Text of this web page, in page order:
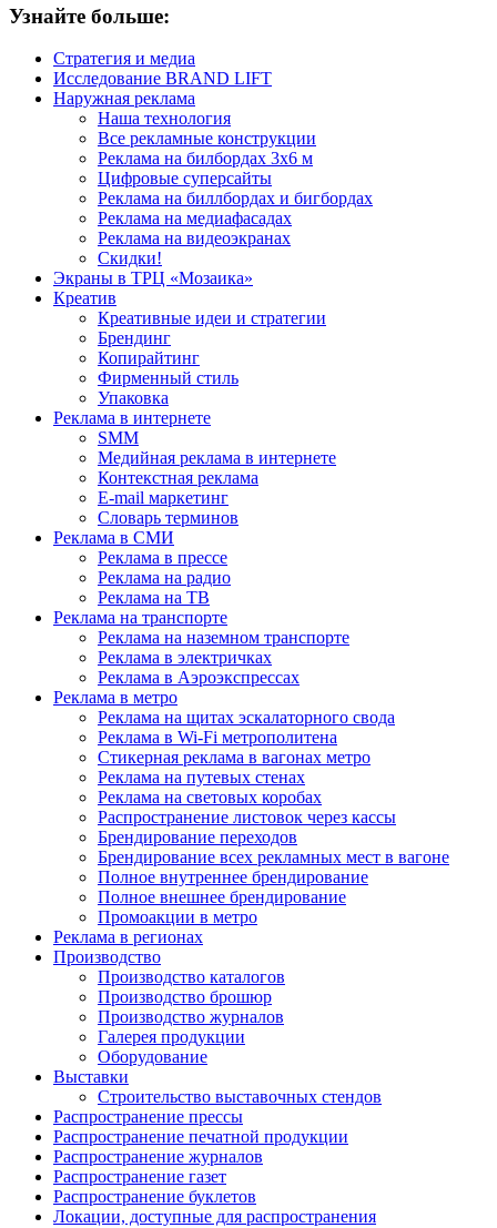
Узнайте больше:
Стратегия и медиа
Исследование BRAND LIFT
Наружная реклама
Наша технология
Все рекламные конструкции
Реклама на билбордах 3х6 м
Цифровые суперсайты
Реклама на биллбордах и бигбордах
Реклама на медиафасадах
Реклама на видеоэкранах
Скидки!
Экраны в ТРЦ «Мозаика»
Креатив
Креативные идеи и стратегии
Брендинг
Копирайтинг
Фирменный стиль
Упаковка
Реклама в интернете
SMM
Медийная реклама в интернете
Контекстная реклама
E-mail маркетинг
Словарь терминов
Реклама в СМИ
Реклама в прессе
Реклама на радио
Реклама на ТВ
Реклама на транспорте
Реклама на наземном транспорте
Реклама в электричках
Реклама в Аэроэкспрессах
Реклама в метро
Реклама на щитах эскалаторного свода
Реклама в Wi-Fi метрополитена
Стикерная реклама в вагонах метро
Реклама на путевых стенах
Реклама на световых коробах
Распространение листовок через кассы
Брендирование переходов
Брендирование всех рекламных мест в вагоне
Полное внутреннее брендирование
Полное внешнее брендирование
Промоакции в метро
Реклама в регионах
Производство
Производство каталогов
Производство брошюр
Производство журналов
Галерея продукции
Оборудование
Выставки
Строительство выставочных стендов
Распространение прессы
Распространение печатной продукции
Распространение журналов
Распространение газет
Распространение буклетов
Локации, доступные для распространения